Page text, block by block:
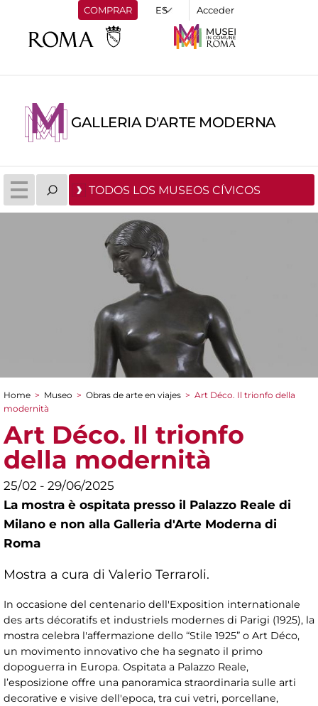
COMPRAR Acceder
GALLERIA D'ARTE MODERNA
TODOS LOS MUSEOS CÍVICOS
You are here
Home > Museo > Obras de arte en viajes > Art Déco. Il trionfo della
modernità
Art Déco. Il trionfo
della modernità
25/02 - 29/06/2025
La mostra è ospitata presso il Palazzo Reale di
Milano e non alla Galleria d'Arte Moderna di
Roma
Mostra a cura di Valerio Terraroli.
In occasione del centenario dell'Exposition internationale
des arts décoratifs et industriels modernes di Parigi (1925), la
mostra celebra l'affermazione dello “Stile 1925” o Art Déco,
un movimento innovativo che ha segnato il primo
dopoguerra in Europa. Ospitata a Palazzo Reale,
l’esposizione offre una panoramica straordinaria sulle arti
decorative e visive dell'epoca, tra cui vetri, porcellane,